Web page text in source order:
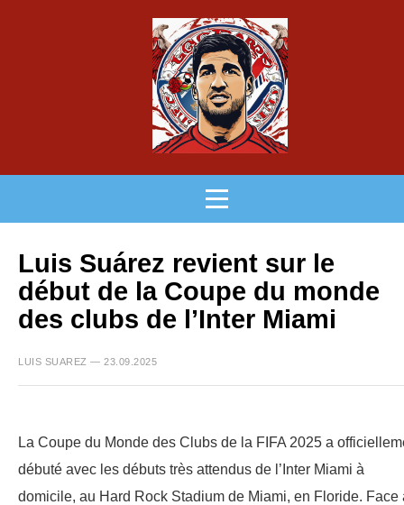
Luis Suárez revient sur le
début de la Coupe du monde
des clubs de l’Inter Miami
LUIS SUAREZ — 23.09.2025
La Coupe du Monde des Clubs de la FIFA 2025 a
débuté avec les débuts très attendus de l’Inter Miami à
domicile, au Hard Rock Stadium de Miami, en Floride. Face